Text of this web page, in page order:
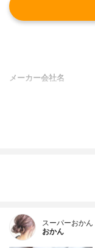
メーカー会社名
スーパーおかん
おかん